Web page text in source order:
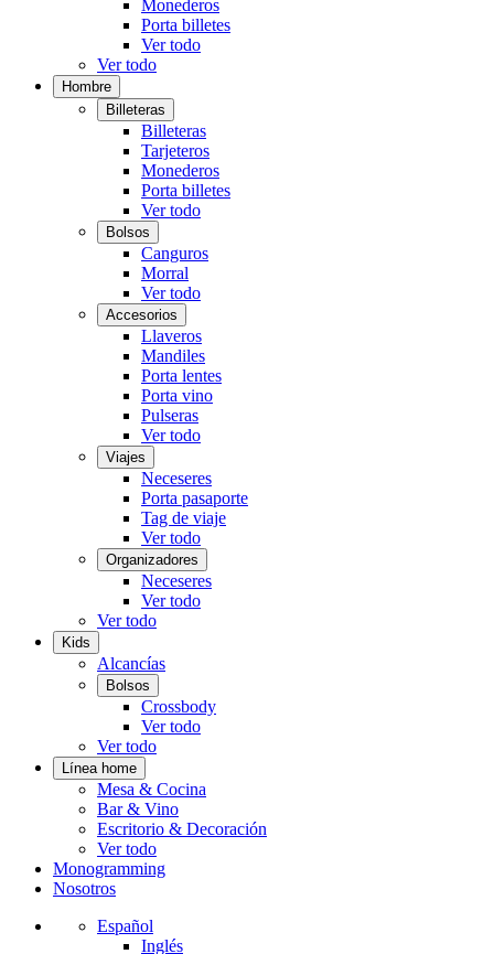
Monederos
Porta billetes
Ver todo
Ver todo
Hombre
Billeteras
Billeteras
Tarjeteros
Monederos
Porta billetes
Ver todo
Bolsos
Canguros
Morral
Ver todo
Accesorios
Llaveros
Mandiles
Porta lentes
Porta vino
Pulseras
Ver todo
Viajes
Neceseres
Porta pasaporte
Tag de viaje
Ver todo
Organizadores
Neceseres
Ver todo
Ver todo
Kids
Alcancías
Bolsos
Crossbody
Ver todo
Ver todo
Línea home
Mesa & Cocina
Bar & Vino
Escritorio & Decoración
Ver todo
Monogramming
Nosotros
Español
Inglés